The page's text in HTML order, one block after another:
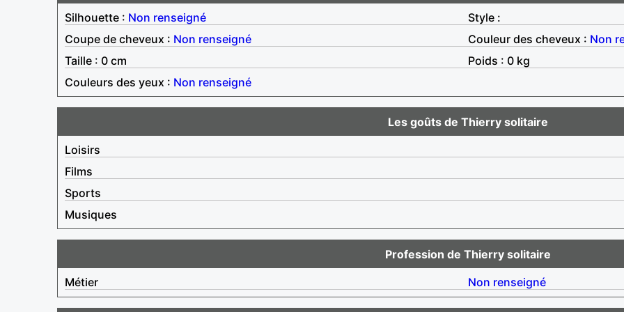
Silhouette : Non renseigné
Style :
Coupe de cheveux : Non renseigné Couleur des cheveux : Non
Taille : 0 cm
Poids : 0 kg
Couleurs des yeux : Non renseigné
Les goûts de Thierry solitaire
Loisirs
Films
Sports
Musiques
Profession de Thierry solitaire
Métier
Non renseigné